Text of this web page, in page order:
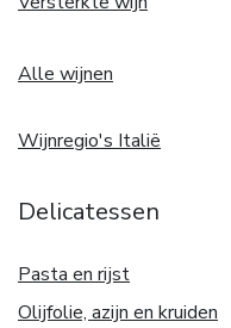
Alle wijnen
Wijnregio's Italië
Delicatessen
Pasta en rijst
Olijfolie, azijn en kruiden